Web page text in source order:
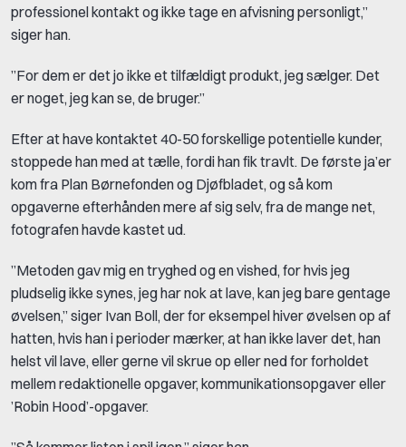
professionel kontakt og ikke tage en afvisning personligt,”
siger han.
”For dem er det jo ikke et tilfældigt produkt, jeg sælger. Det
er noget, jeg kan se, de bruger.”
Efter at have kontaktet 40-50 forskellige potentielle kunder,
stoppede han med at tælle, fordi han fik travlt. De første ja’er
kom fra Plan Børnefonden og Djøfbladet, og så kom
opgaverne efterhånden mere af sig selv, fra de mange net,
fotografen havde kastet ud.
”Metoden gav mig en tryghed og en vished, for hvis jeg
pludselig ikke synes, jeg har nok at lave, kan jeg bare gentage
øvelsen,” siger Ivan Boll, der for eksempel hiver øvelsen op af
hatten, hvis han i perioder mærker, at han ikke laver det, han
helst vil lave, eller gerne vil skrue op eller ned for forholdet
mellem redaktionelle opgaver, kommunikationsopgaver eller
’Robin Hood’-opgaver.